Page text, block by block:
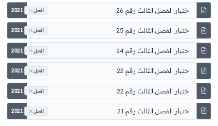
اختبار الفصل الثالث رقم 26 2021 الحل
اختبار الفصل الثالث رقم 25 2021 الحل
اختبار الفصل الثالث رقم 24 2021 الحل
اختبار الفصل الثالث رقم 23 2021 الحل
اختبار الفصل الثالث رقم 22 2021 الحل
اختبار الفصل الثالث رقم 21 2021 الحل